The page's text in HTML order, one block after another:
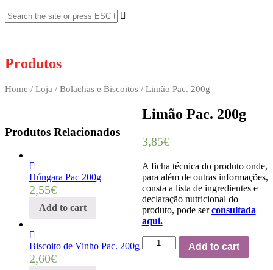
Produtos
Home / Loja / Bolachas e Biscoitos / Limão Pac. 200g
Limão Pac. 200g
3,85€
A ficha técnica do produto onde,
para além de outras informações,
consta a lista de ingredientes e
declaração nutricional do
produto, pode serconsultada
aqui.
Limão
Pac.
Add to cart
Produtos Relacionados
Húngara Pac 200g
2,55€
Add to cart
Biscoito de Vinho Pac. 200g
2,60€